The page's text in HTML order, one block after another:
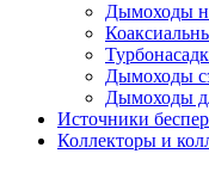
Дымоходы
Дымоходы
Дымоходы
Источники
Коллекторы и